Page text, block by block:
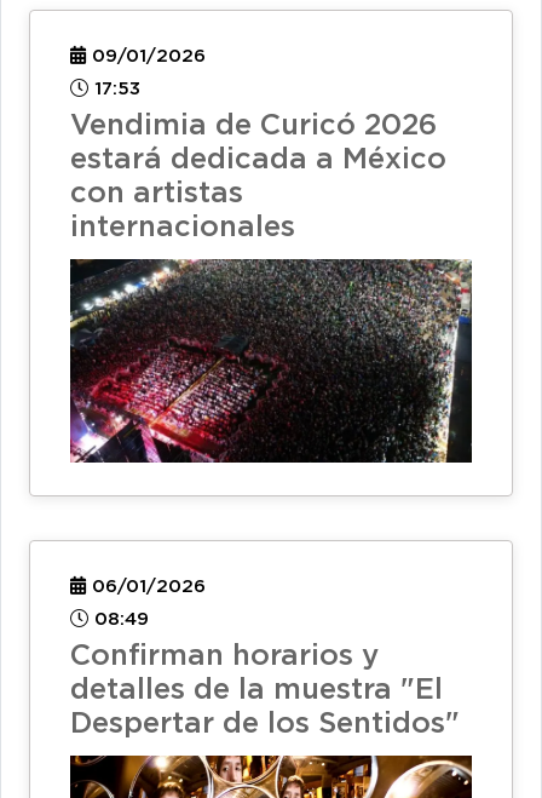
09/01/2026
17:53
Vendimia de Curicó 2026
estará dedicada a México
con artistas
internacionales
06/01/2026
08:49
Confirman horarios y
detalles de la muestra "El
Despertar de los Sentidos"